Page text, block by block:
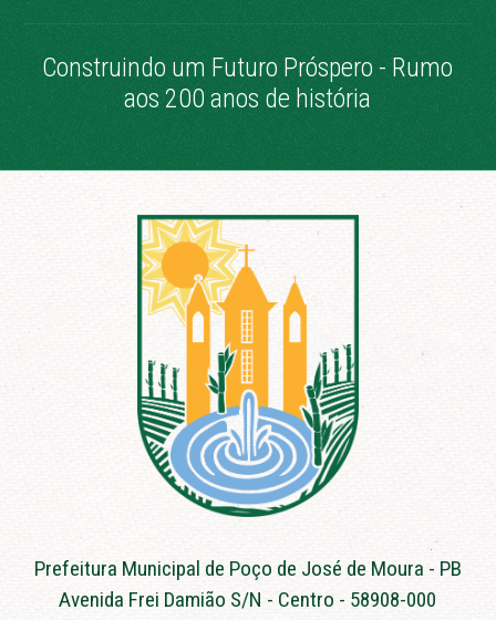
Construindo um Futuro Próspero - Rumo
aos 200 anos de história
Prefeitura Municipal de Poço de José de Moura - PB
Avenida Frei Damião S/N - Centro - 58908-000